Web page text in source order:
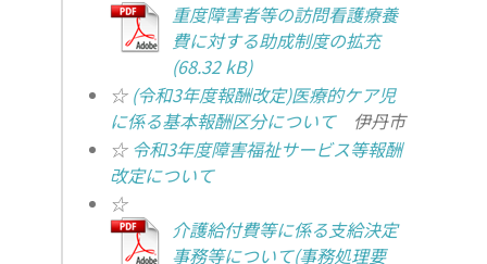
重度障害者等の訪問看護療養
費に対する助成制度の拡充
☆ (令和3年度報酬改定)医療的ケア児
に係る基本報酬区分について伊丹市
☆ 令和3年度障害福祉サービス等報酬
改定について
☆
介護給付費等に係る支給決定
事務等について(事務処理要